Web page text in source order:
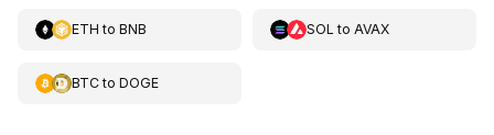
ETH to BNB SOL to AVAX
BTCto DOGE